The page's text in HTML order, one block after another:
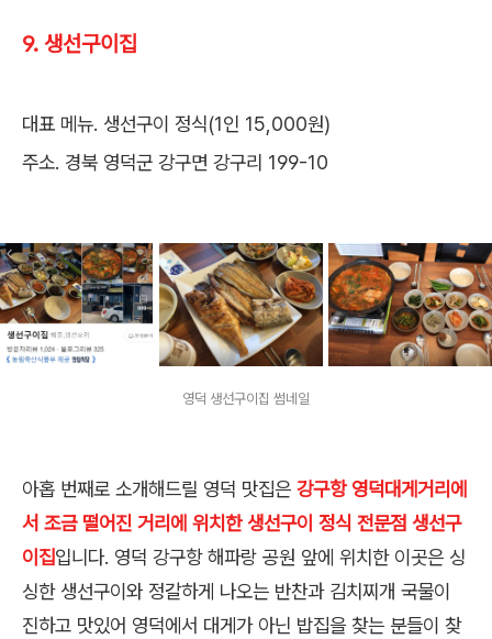
9. 생선구이집
대표 메뉴. 생선구이 정식(1인 15,000원)
주소. 경북 영덕군 강구면 강구리 199-10
영덕 생선구이집 썸네일
아홉 번째로 소개해드릴 영덕 맛집은 강구항 영덕대게거리에
서 조금 떨어진 거리에 위치한 생선구이 정식 전문점 생선구
이집입니다. 영덕 강구항 해파랑 공원 앞에 위치한 이곳은 싱
싱한 생선구이와 정갈하게 나오는 반찬과 김치찌개 국물이
진하고 맛있어 영덕에서 대게가 아닌 밥집을 찾는 분들이 찾